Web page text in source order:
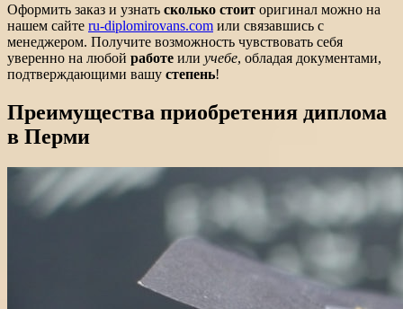
Оформить заказ и узнать сколько стоит оригинал можно на
нашем сайте ru-diplomirovans.com или связавшись с
менеджером. Получите возможность чувствовать себя
уверенно на любой работе или учебе, обладая документами,
подтверждающими вашу степень!
Преимущества приобретения диплома
в Перми